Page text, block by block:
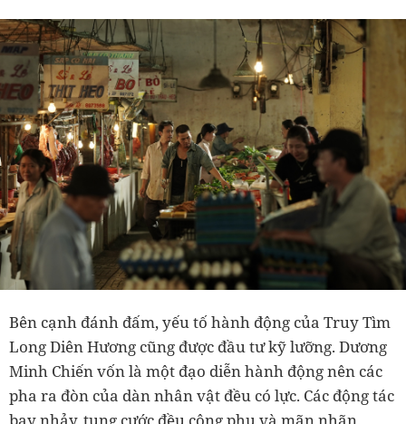
Bên cạnh đánh đấm, yếu tố hành động của Truy Tìm
Long Diên Hương cũng được đầu tư kỹ lưỡng. Dương
Minh Chiến vốn là một đạo diễn hành động nên các
pha ra đòn của dàn nhân vật đều có lực. Các động tác
bay nhảy, tung cước đều công phu và mãn nhãn.